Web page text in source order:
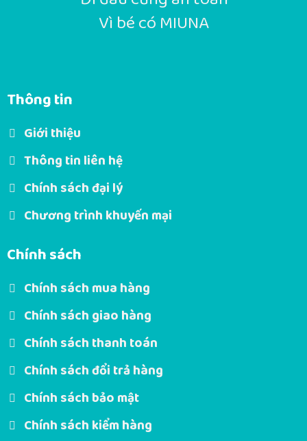
Vì bé có MIUNA
Thông tin
Giới thiệu
Thông tin liên hệ
Chính sách đại lý
Chương trình khuyến mại
Chính sách
Chính sách mua hàng
Chính sách giao hàng
Chính sách thanh toán
Chính sách đổi trả hàng
Chính sách bảo mật
Chính sách kiểm hàng